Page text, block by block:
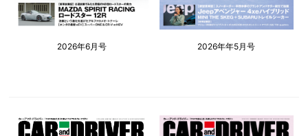
2026年6月号 2026年年5月号